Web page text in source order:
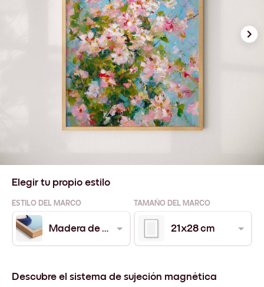
Elegir tu propio estilo
ESTILO DEL MARCO TAMAÑO DEL MARCO
Madera de Roble 21x28 cm
Descubre el sistema de sujeción magnética